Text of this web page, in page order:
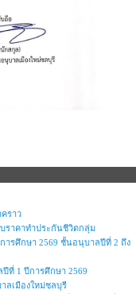
ราว
บราคาทำประกันชีวิตกลุ่ม
ารศึกษา 2569 ชั้นอนุบาลปีที่ 2 ถึง
ที่ 1 ปีการศึกษา 2569
ลเมืองใหม่ชลบุรี